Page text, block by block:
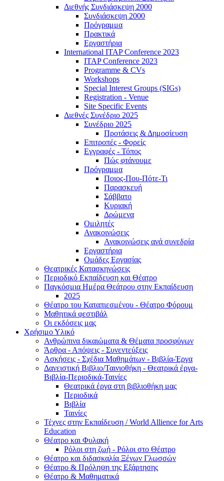
Διεθνής Συνδιάσκεψη 2000
Συνδιάσκεψη 2000
Πρόγραμμα
Πρακτικά
Εργαστήρια
International ITAP Conference 2023
ITAP Conference 2023
Programme & CVs
Workshops
Special Interest Groups (SIGs)
Registration - Venue
Site Specific Events
Διεθνές Συνέδριο 2025
Συνέδριο 2025
Προτάσεις & Δημοσίευση
Επιτροπές - Φορείς
Εγγραφές - Τόπος
Πώς φτάνουμε
Πρόγραμμα
Ποιος-Που-Πότε-Τι
Παρασκευή
Σάββατο
Κυριακή
Δρώμενα
Ομιλητές
Ανακοινώσεις
Ανακοινώσεις ανά συνεδρία
Εργαστήρια
Ομάδες Εργασίας
Θεατρικές Κατασκηνώσεις
Περιοδικό Εκπαίδευση και Θέατρο
Παγκόσμια Ημέρα Θεάτρου στην Εκπαίδευση
2025
Θέατρο του Καταπιεσμένου - Θέατρο Φόρουμ
Μαθητικά φεστιβάλ
Οι εκδόσεις μας
Χρήσιμο Υλικό
Ανθρώπινα δικαιώματα & Θέματα προσφύγων
Άρθρα - Απόψεις - Συνεντεύξεις
Ασκήσεις - Σχέδια Μαθημάτων - Βιβλία-Έργα
Δανειστική Βιβλιο/Ταινιοθήκη - Θεατρικά έργα-
Βιβλία-Περιοδικά-Ταινίες
Θεατρικά έργα στη βιβλιοθήκη μας
Περιοδικά
Βιβλία
Ταινίες
Τέχνες στην Εκπαίδευση / World Allience for Arts
Education
Θέατρο και Φυλακή
Ρόλοι στη ζωή - Ρόλοι στο Θέατρο
Θέατρο και διδασκαλία Ξένων Γλωσσών
Θέατρο & Πρόληψη της Εξάρτησης
Θέατρο & Μαθηματικά